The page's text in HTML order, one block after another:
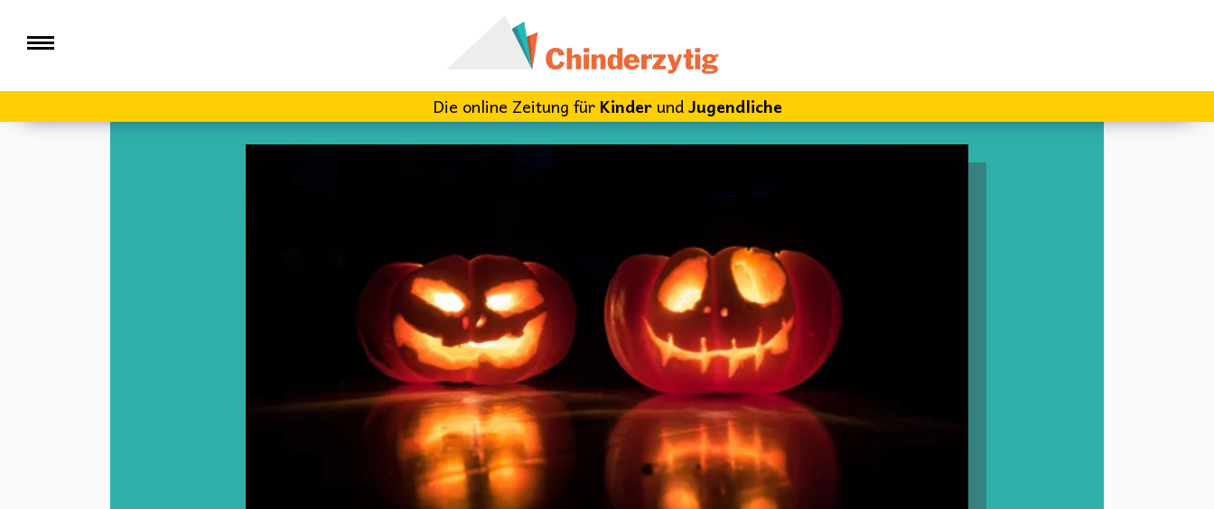
Die online Zeitung für KinderundJugendliche